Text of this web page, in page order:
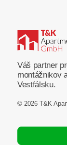
Váš partner
montážnikov
Vestfálsku.
© 2026 T&K